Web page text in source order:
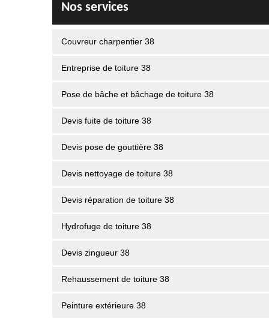
Nos services
Couvreur charpentier 38
Entreprise de toiture 38
Pose de bâche et bâchage de toiture 38
Devis fuite de toiture 38
Devis pose de gouttière 38
Devis nettoyage de toiture 38
Devis réparation de toiture 38
Hydrofuge de toiture 38
Devis zingueur 38
Rehaussement de toiture 38
Peinture extérieure 38